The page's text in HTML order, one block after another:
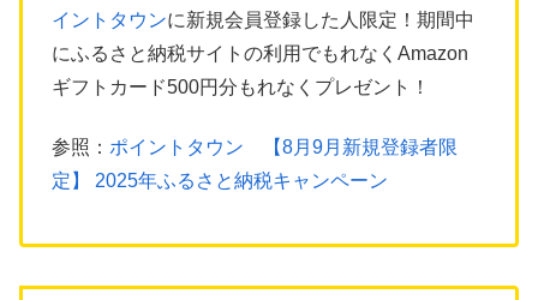
イントタウンに新規会員登録した人限定！期間中
にふるさと納税サイトの利用でもれなくAmazon
ギフトカード500円分もれなくプレゼント！
参照： ポイントタウン 【8月9月新規登録者限
定】 2025年ふるさと納税キャンペーン